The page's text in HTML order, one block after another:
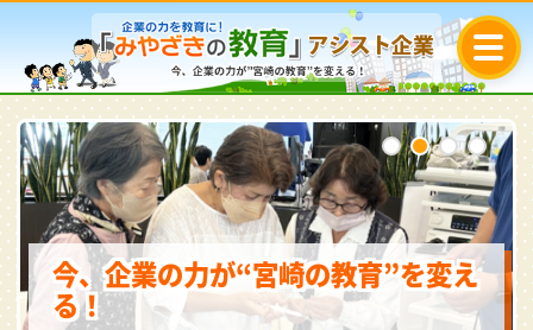
今、企業の力が“宮崎の教育”を変え
る！